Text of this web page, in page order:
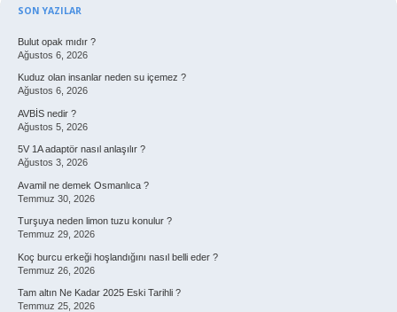
Sidebar
SON YAZILAR
Bulut opak mıdır ?
Ağustos 6, 2026
Kuduz olan insanlar neden su içemez ?
Ağustos 6, 2026
AVBİS nedir ?
Ağustos 5, 2026
5V 1A adaptör nasıl anlaşılır ?
Ağustos 3, 2026
Avamil ne demek Osmanlıca ?
Temmuz 30, 2026
Turşuya neden limon tuzu konulur ?
Temmuz 29, 2026
Koç burcu erkeği hoşlandığını nasıl belli eder ?
Temmuz 26, 2026
Tam altın Ne Kadar 2025 Eski Tarihli ?
Temmuz 25, 2026